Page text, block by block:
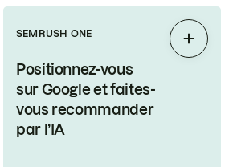
SEMRUSH ONE
Positionnez-vous
sur Google et faites-
vous recommander
par l’IA